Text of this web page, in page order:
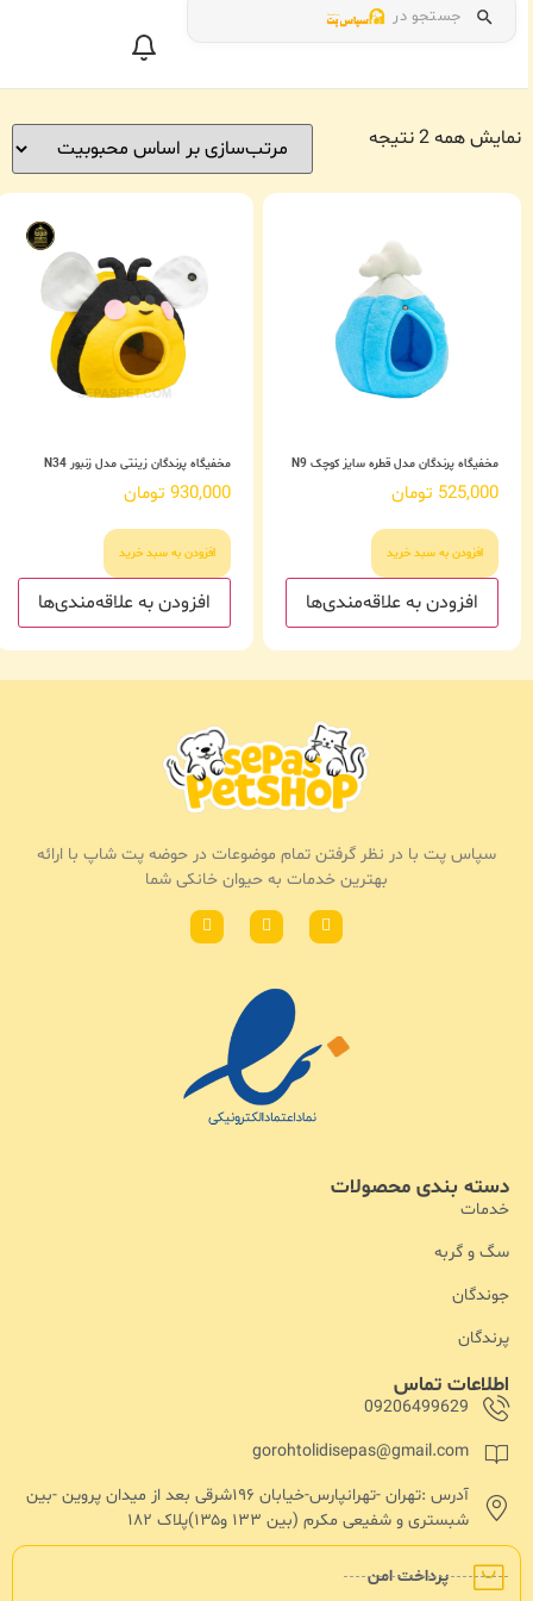
جستجو در
نمایش همه 2 نتیجه
مخفیگاه پرندگان مدل قطره سایز کوچک N9
525,000 تومان
افزودن به سبد خرید
افزودن به علاقه‌مندی‌ها
مخفیگاه پرندگان زینتی مدل زنبور N34
930,000 تومان
افزودن به سبد خرید
افزودن به علاقه‌مندی‌ها
پرداخت امن
اطلاعات تماس
09206499629
gorohtolidisepas@gmail.com
آدرس :تهران -تهرانپارس-خیابان ۱۹۶شرقی بعد از میدان پروین -بین
شبستری و شفیعی مکرم (بین ۱۳۳ و۱۳۵)پلاک ۱۸۲
دسته بندی محصولات
خدمات
سگ و گربه
جوندگان
پرندگان
سپاس پت با در نظر گرفتن تمام موضوعات در حوضه پت شاپ با ارائه
بهترین خدمات به حیوان خانکی شما